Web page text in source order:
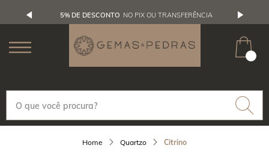
5% DE DESCONTO NO PIX OU TRANSFERÊNCIA
Quartzo Citrino